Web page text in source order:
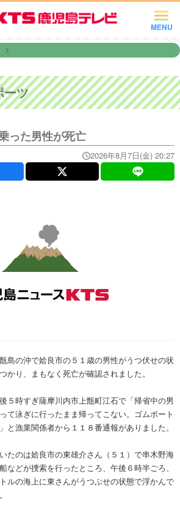
MENU
ーツ
った男性が死亡
2026年8月7日(金) 20:27
島の沖で姶良市の５１歳の男性がうつ伏せの状
かり、まもなく死亡が確認されました。
５時すぎ薩摩川内市上甑町江石で「帰省中の男
て泳ぎに行ったまま帰ってこない。ゴムボート
と漁業関係者から１１８番通報がありました。
たのは姶良市の東雄介さん（５１）で串木野海
などが捜索を行ったところ、午後６時半ごろ、
ルの海上に東さんがうつぶせの状態で浮かんで